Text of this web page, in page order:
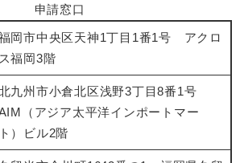
申請窓口
岡市中央区天神1丁目1番1号 アクロ
ス福岡3階
九州市小倉北区浅野3丁目8番1号
（アジア太平洋インポートマー
ト）ビル2階